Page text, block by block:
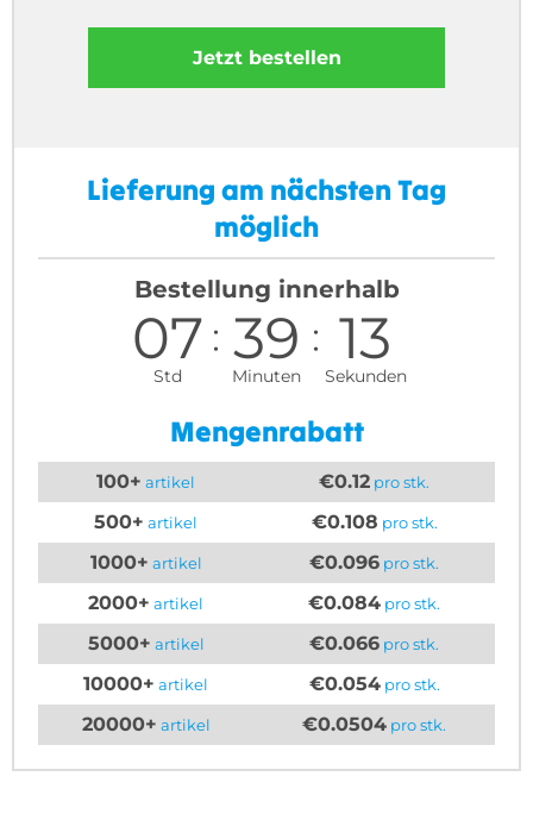
Jetzt bestellen
Lieferung am nächsten Tag
möglich
Bestellung innerhalb
07
Std
39
Minuten
13
Sekunden
Mengenrabatt
100+ artikel €0.12 pro stk.
500+ artikel €0.108 pro stk.
1000+ artikel €0.096 pro stk.
2000+ artikel €0.084 pro stk.
5000+ artikel €0.066 pro stk.
10000+ artikel €0.054pro stk.
20000+ artikel €0.0504 pro stk.